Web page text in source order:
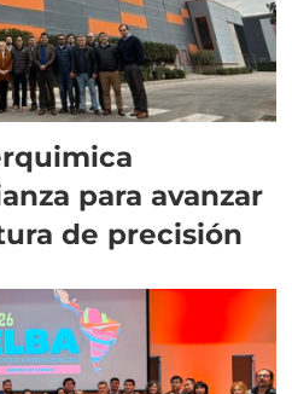
para avanzar
de precisión